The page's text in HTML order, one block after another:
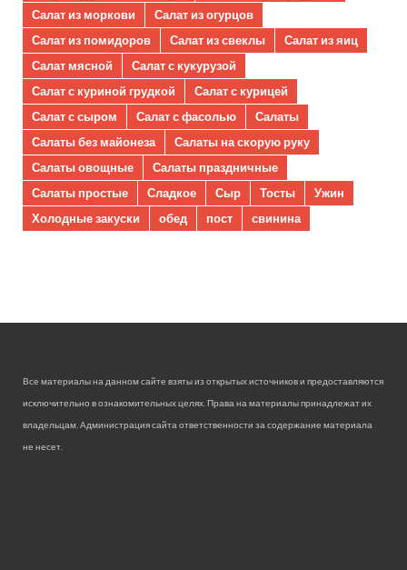
Салат из моркови
Салат из огурцов
Салат из помидоров
Салат из свеклы
Салат из яиц
Салат мясной
Салат с кукурузой
Салат с куриной грудкой
Салат с курицей
Салат с сыром
Салат с фасолью
Салаты
Салаты без майонеза
Салаты на скорую руку
Салаты овощные
Салаты праздничные
Салаты простые
Сладкое Сыр Тосты
Ужин
Холодные закуски
обед пост свинина
Все материалы на данном сайте взяты из открытых источников и предоставляются
исключительно в ознакомительных целях. Права на материалы принадлежат их
владельцам. Администрация сайта ответственности за содержание материала
не несет.